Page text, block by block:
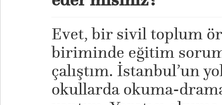
Evet, bir sivil toplum
biriminde eğitim
çalıştım. İstanbul’un
okullarda okuma-